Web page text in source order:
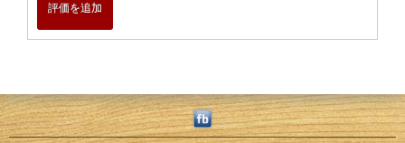
評価を追加